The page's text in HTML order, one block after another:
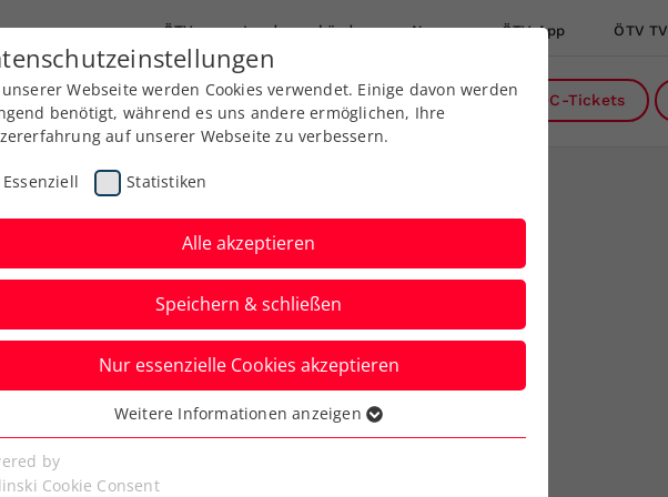
ÖTV Landesverbände News ÖTV App ÖTV TV
Ausbildung Services Über uns DC-Tickets
78.000 Fans und
mit Erste Bank
Webseite werden Cookies verwendet. Einige davon werden
benötigt, während es uns andere ermöglichen, Ihre
auf unserer Webseite zu verbessern.
Essenziell Statistiken
Alle akzeptieren
Speichern & schließen
Nur essenzielle Cookies akzeptieren
Cookies werden für grundlegende Funktionen der
benötigt. Dadurch ist gewährleistet, dass die Webseite
Weitere Informationen anzeigen
by
Cookie Consent